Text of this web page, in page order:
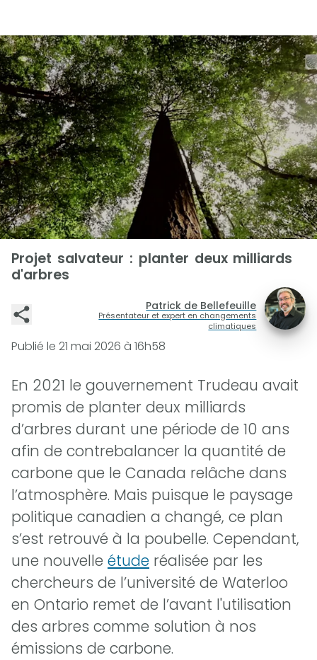
Projet salvateur : planter deux milliards
d'arbres
Patrick de Bellefeuille
Présentateur et expert en changements
climatiques
Publié le 21 mai 2026 à 16h58
En 2021 le gouvernement Trudeau avait
promis de planter deux milliards
d’arbres durant une période de 10 ans
afin de contrebalancer la quantité de
carbone que le Canada relâche dans
l’atmosphère. Mais puisque le paysage
politique canadien a changé, ce plan
s’est retrouvé à la poubelle. Cependant,
une nouvelle étude réalisée par les
chercheurs de l’université de Waterloo
en Ontario remet de l’avant l'utilisation
des arbres comme solution à nos
émissions de carbone.